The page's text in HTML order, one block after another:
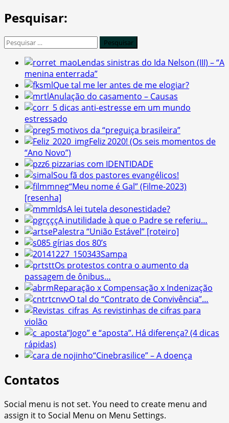
Pesquisar:
Pesquisar
Lendas sinistras do Ida Nelson (III) – “A
menina enterrada”
Que tal me ler antes de me elogiar?
Anulação do casamento – Causas
5 dicas anti-estresse em um mundo
estressado
5 motivos da “preguiça brasileira”
Feliz 2020! (Os seis momentos de
“Ano Novo”)
6 pizzarias com IDENTIDADE
Sou fã dos pastores evangélicos!
“Meu nome é Gal” (Filme-2023)
[resenha]
A lei tutela desonestidade?
A inutilidade à que o Padre se referiu…
Palestra “União Estável” [roteiro]
5 gírias dos 80’s
Sampa
Os protestos contra o aumento da
passagem de ônibus…
Reparação x Compensação x Indenização
O tal do “Contrato de Convivência”…
As revistinhas de cifras para
violão
“Jogo” e “aposta”. Há diferença? (4 dicas
rápidas)
“Cinebrasilice” – A doença
Contatos
Social menu is not set. You need to create menu and
assign it to Social Menu on Menu Settings.